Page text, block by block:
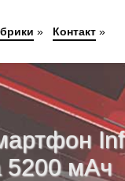
5200 мАч
» Контакт»